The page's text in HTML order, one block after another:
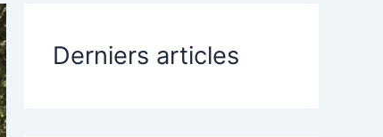
Derniers articles